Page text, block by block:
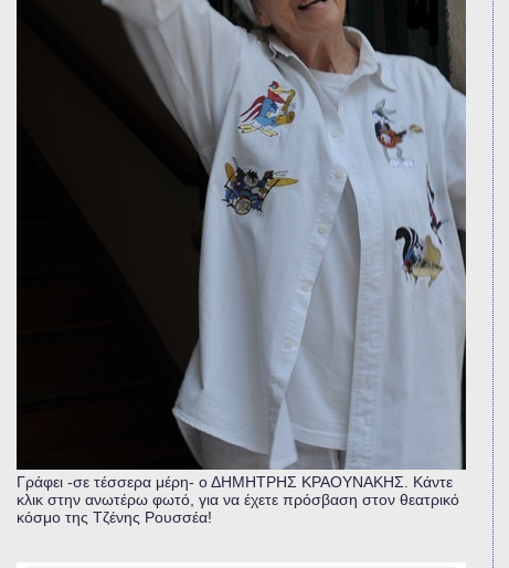
Γράφει -σε τέσσερα μέρη- ο ΔΗΜΗΤΡΗΣ ΚΡΑΟΥΝΑΚΗΣ. Κάντε
κλικ στην ανωτέρω φωτό, για να έχετε πρόσβαση στον θεατρικό
κόσμο της Τζένης Ρουσσέα!